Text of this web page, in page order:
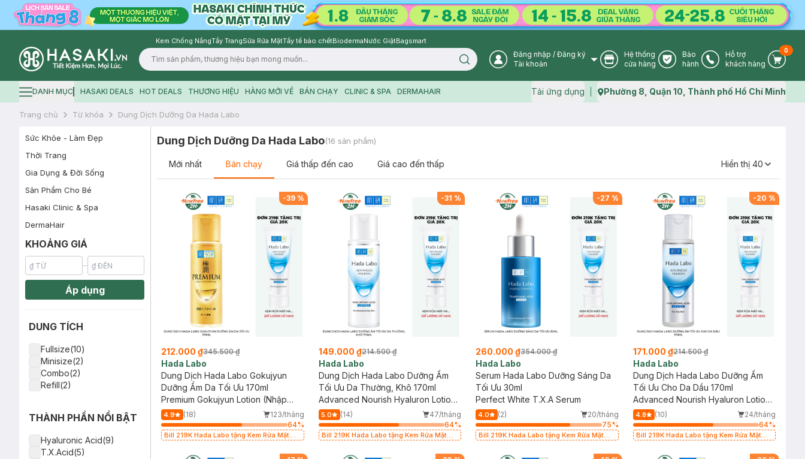
Kem Chống NắngTẩy TrangSữa Rửa MặtTẩy tế bào chếtBiodermaNước GiặtBagsmart
Logo
Search icon User Icon
Đăng nhập / Đăng ký
Tài khoản
Store Icon
Hệ thống
cửa hàng
Warranty Icon
Bảo
hành
Phone Icon
Hỗ trợ
khách hàng
Cart
0
Hamburger icon
DANH MỤC HASAKI DEALS HOT DEALS THƯƠNG HIỆU HÀNG MỚI VỀ BÁN CHẠY CLINIC & SPA DERMAHAIR Tải ứng dụng Map icon
Phường 8, Quận 10, Thành phố Hồ Chí Minh
Trang chủ Từ khóa Dung Dịch Dưỡng Da Hada Labo
Sức Khỏe - Làm Đẹp
Thời Trang
Gia Dụng & Đời Sống
Sản Phẩm Cho Bé
Hasaki Clinic & Spa
DermaHair
KHOẢNG GIÁ
Áp dụng
DUNG TÍCH
Fullsize(10)
Minisize(2)
Combo(2)
Refill(2)
THÀNH PHẦN NỔI BẬT
Hyaluronic Acid(9)
T.X.Acid(5)
Dung Dịch Dưỡng Da Hada Labo(16 sản phẩm)
Mới nhất Bán chạy Giá thấp đến cao Giá cao đến thấp Hiển thị 40
-39%
212.000 ₫345.500 ₫
Hada Labo
Dung Dịch Hada Labo Gokujyun
Dưỡng Ẩm Da Tối Ưu 170ml
Premium Gokujyun Lotion (Nhập
khẩu từ Nhật Bản)
4.9 (18)
123/tháng
64%
Bill 219K Hada Labo tặng Kem Rửa Mặt
-31 %
149.000 ₫214.500 ₫
Hada Labo
Dung Dịch Hada Labo Dưỡng Ẩm
Tối Ưu Da Thường, Khô 170ml
Advanced Nourish Hyaluron Lotion
(Dry Skin)
5.0 (14)
47/tháng
64%
Bill 219K Hada Labo tặng Kem Rửa Mặt
-27 %
260.000 ₫354.000 ₫
Hada Labo
Serum Hada Labo Dưỡng Sáng Da
Tối Ưu 30ml
Perfect White T.X.A Serum
4.0 (2)
20/tháng
75%
Bill 219K Hada Labo tặng Kem Rửa Mặt
-20 %
171.000 ₫214.500 ₫
Hada Labo
Dung Dịch Hada Labo Dưỡng Ẩm
Tối Ưu Cho Da Dầu 170ml
Advanced Nourish Hyaluron Lotion
(Oily Skin)
4.8 (10)
24/tháng
64%
Bill 219K Hada Labo tặng Kem Rửa Mặt